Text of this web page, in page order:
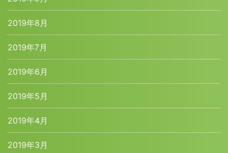
2019年8月
2019年7月
2019年6月
2019年5月
2019年4月
2019年3月